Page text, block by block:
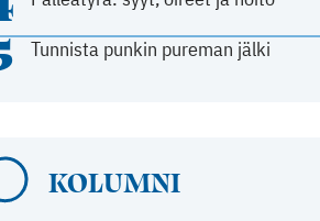
Tunnista punkin pureman jälki
KOLUMNI